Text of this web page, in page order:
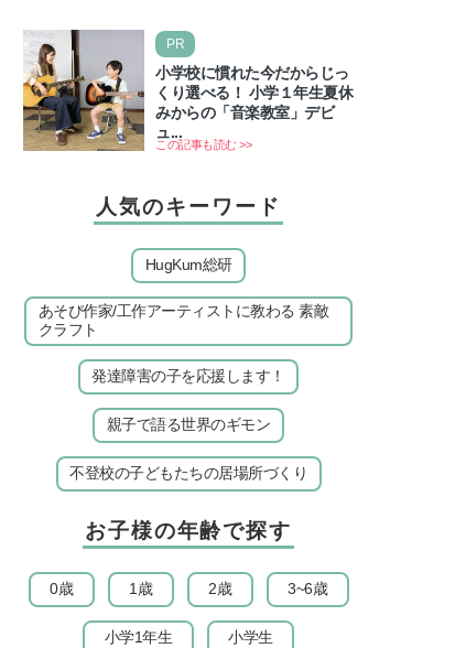
PR
小学校に慣れた今だからじっ
くり選べる！ 小学１年生夏休
みからの「音楽教室」デビ
ュ...
この記事も読む >>
人気のキーワード
HugKum総研
あそび作家/工作アーティストに教わる 素敵
クラフト
発達障害の子を応援します！
親子で語る世界のギモン
不登校の子どもたちの居場所づくり
お子様の年齢で探す
0歳 1歳 2歳 3~6歳
小学1年生 小学生